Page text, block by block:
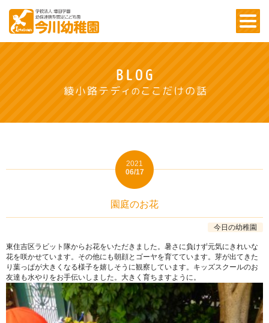
2021
06/17
今日の幼稚園
園庭のお花
東住吉区ラビット隊からお花をいただきました。暑さに負けず元気にきれいな
花を咲かせています。その他にも朝顔とゴーヤを育てています。芽が出てきた
り葉っぱが大きくなる様子を嬉しそうに観察しています。キッズスクールのお
友達も水やりをお手伝いしました。大きく育ちますように。